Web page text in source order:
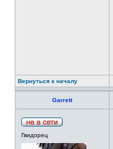
Вернуться к началу
Garrett
Гвидорец